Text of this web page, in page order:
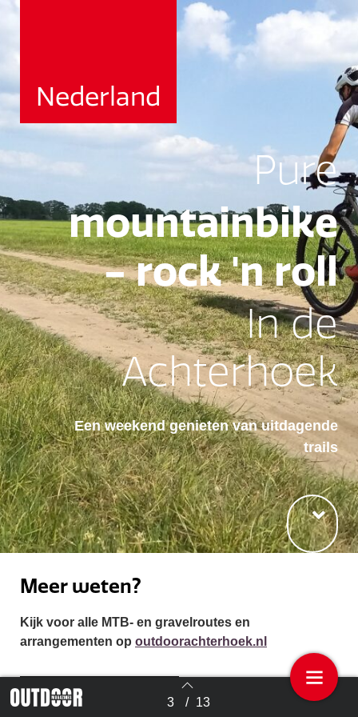
Terug naar overzicht 3 / 13
Nederland
Pure
mountainbike
- rock 'n roll
In de
Achterhoek
Een weekend genietenvan uitdagende
trails
Meer weten?
Kijk voor alle MTB- en gravelroutes en
arrangementen op outdoorachterhoek.nl